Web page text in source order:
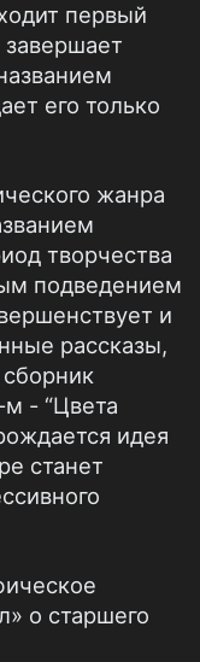
первый
завершает
его только
жанра
творчества
подведением
и
рассказы,
м - “Цвета
идея
станет
о старшего